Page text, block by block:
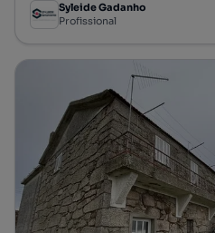
Syleide Gadanho
Profissional